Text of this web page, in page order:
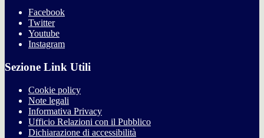
Facebook
Twitter
Youtube
Instagram
Sezione Link Utili
Cookie policy
Note legali
Informativa Privacy
Ufficio Relazioni con il Pubblico
Dichiarazione di accessibilità